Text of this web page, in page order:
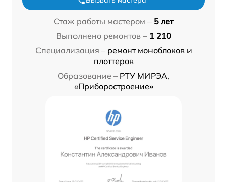
Стаж работы мастером – 5 лет
Выполнено ремонтов – 1 210
Специализация – ремонт моноблоков и
плоттеров
Образование – РТУ МИРЭА,
«Приборостроение»